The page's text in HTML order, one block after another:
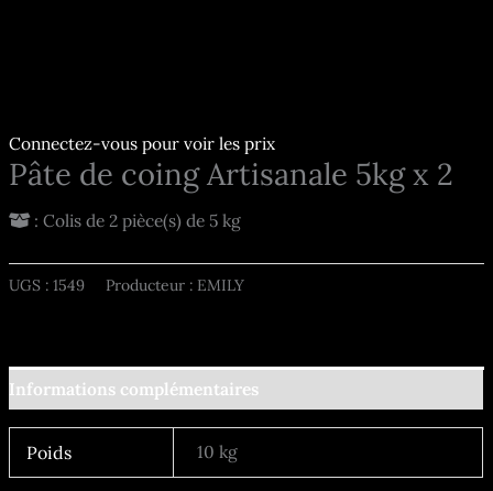
Connectez-vous pour voir les prix
Pâte de coing Artisanale 5kg x 2
: Colis de 2 pièce(s) de 5 kg
UGS :1549 Producteur : EMILY
Informations complémentaires
Poids 10 kg